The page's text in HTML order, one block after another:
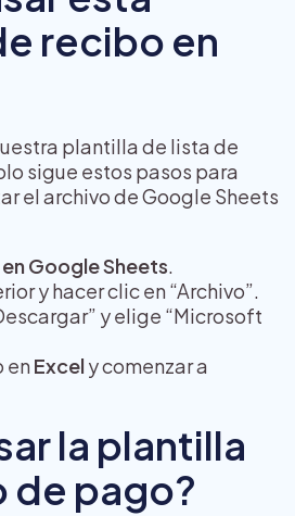
recibo en
plantilla de lista de
sigue estos pasos para
el archivo de Google Sheets
Google Sheets.
y hacer clic en “Archivo”.
y elige “Microsoft
enExcel y comenzar a
la plantilla
de pago?